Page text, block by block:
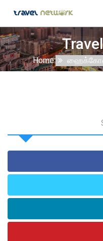
Home